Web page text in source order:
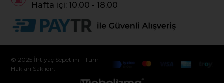
Hafta içi: 10.00 - 18.00
© 2025 İhtiyaç Sepetim - Tüm
Hakları Saklıdır.